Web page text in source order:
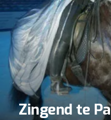
Zingend te